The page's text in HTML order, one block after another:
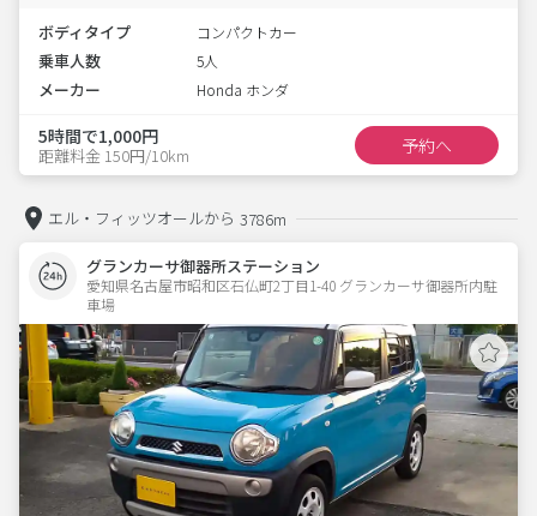
ボディタイプ コンパクトカー
乗車人数 5人
メーカー Honda ホンダ
5時間で1,000円
距離料金 150円/10km 予約へ
エル・フィッツオールから 3786m
グランカーサ御器所ステーション
愛知県名古屋市昭和区石仏町2丁目1-40 グランカーサ御器所内駐
車場